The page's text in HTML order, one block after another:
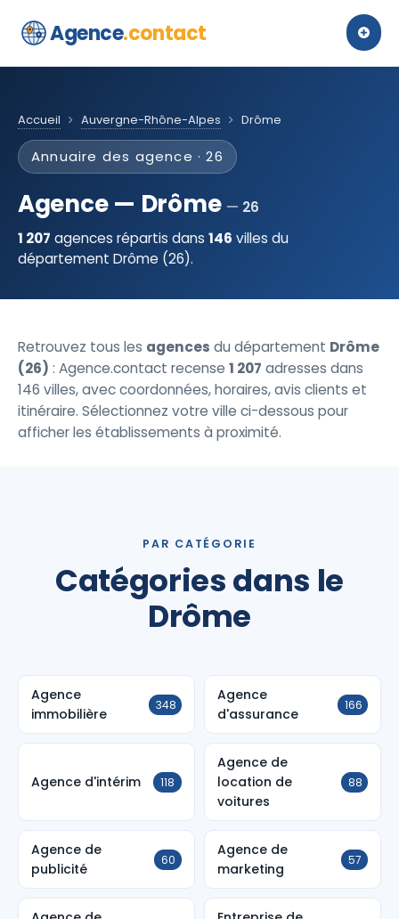
Agence.contact
Accueil Auvergne-Rhône-Alpes Drôme
Annuaire des agence · 26
Agence — Drôme
26
1 207 agences répartis dans 146 villes du
département Drôme (26).
Retrouvez tous les agences du département Drôme
(26) : Agence.contact recense 1 207 adresses dans
146 villes, avec coordonnées, horaires, avis clients et
itinéraire. Sélectionnez votre ville ci-dessous pour
afficher les établissements à proximité.
PAR CATÉGORIE
Catégories dans le
Drôme
Agence
immobilière
348
Agence
d'assurance
166
Agence d'intérim 118
Agence de
location de
voitures
88
Agence de
publicité
60
Agence de
marketing
57